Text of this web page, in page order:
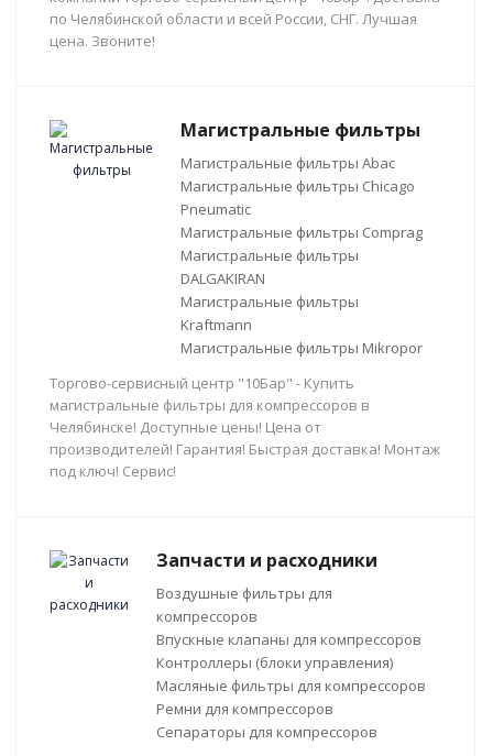
по Челябинской области и всей России, СНГ. Лучшая
цена. Звоните!
Магистральные фильтры
Магистральные фильтры Abac
Магистральные фильтры Chicago
Pneumatic
Магистральные фильтры Comprag
Магистральные фильтры
DALGAKIRAN
Магистральные фильтры
Kraftmann
Магистральные фильтры Mikropor
Торгово-сервисный центр "10Бар" - Купить
магистральные фильтры для компрессоров в
Челябинске! Доступные цены! Цена от
производителей! Гарантия! Быстрая доставка! Монтаж
под ключ! Сервис!
Запчасти и расходники
Воздушные фильтры для
компрессоров
Впускные клапаны для компрессоров
Контроллеры (блоки управления)
Масляные фильтры для компрессоров
Ремни для компрессоров
Сепараторы для компрессоров